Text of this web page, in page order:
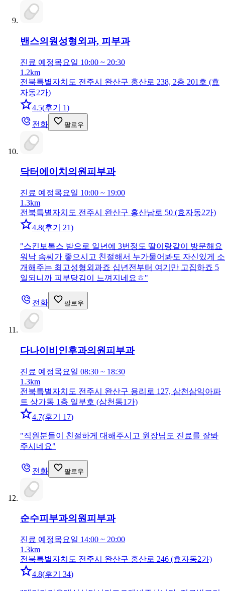
밴스의원 성형외과, 피부과
진료 예정목요일 10:00 ~ 20:30
1.2km
전북특별자치도 전주시 완산구 홍산로 238, 2층 201호 (효
자동2가)
4.5(후기 1)
전화
팔로우
닥터에이치의원피부과
진료 예정목요일 10:00 ~ 19:00
1.3km
전북특별자치도 전주시 완산구 홍산남로 50 (효자동2가)
4.8(후기 21)
"스킨보톡스 받으로 일년에 3번정도 딸이랑같이 방문해요
워낙 솜씨가 좋으시고 친절해서 누가물어봐도 자신있게 소
개해주는 최고성형외과죠 십년전부터 여기만 고집하죠 5
일되니까 피부당김이 느껴지네요ㅎ"
전화 팔로우
다나이비인후과의원 피부과
진료 예정목요일 08:30 ~ 18:30
1.3km
전북특별자치도 전주시 완산구 용리로 127, 삼천삼익아파
트 상가동 1층 일부호 (삼천동1가)
4.7(후기 17)
"직원분들이 친절하게 대해주시고 원장님도 진료를 잘봐
주시네요"
전화 팔로우
순수피부과의원피부과
진료 예정목요일 14:00 ~ 20:00
1.3km
전북특별자치도 전주시 완산구 홍산로 246 (효자동2가)
4.8(후기 34)